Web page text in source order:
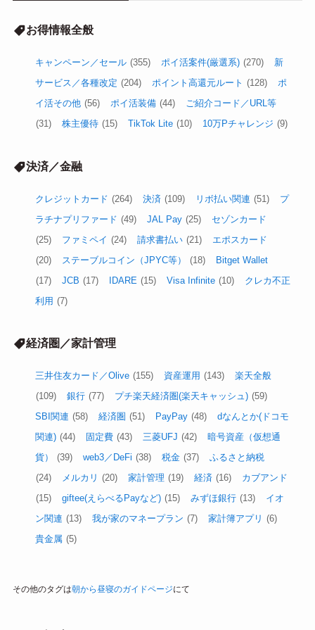
お得情報全般
キャンペーン／セール (355) ポイ活案件(厳選系) (270)
新
サービス／各種改定 (204) ポイント高還元ルート (128)
ポ
イ活その他 (56) ポイ活装備 (44)
ご紹介コード／URL等
(31)
株主優待 (15) TikTok Lite (10) 10万Pチャレンジ (9)
決済／金融
クレジットカード (264) 決済 (109) リボ払い関連 (51)
プ
ラチナプリファード (49) JAL Pay (25)
セゾンカード
(25)
ファミペイ (24) 請求書払い (21)
エポスカード
(20)
ステーブルコイン（JPYC等） (18)
Bitget Wallet
(17)
JCB (17) IDARE (15) Visa Infinite (10)
クレカ不正
利用 (7)
経済圏／家計管理
三井住友カード／Olive (155) 資産運用 (143)
楽天全般
(109)
銀行 (77) プチ楽天経済圏(楽天キャッシュ) (59)
SBI関連 (58) 経済圏 (51) PayPay (48)
dなんとか(ドコモ
関連) (44) 固定費 (43) 三菱UFJ (42)
暗号資産（仮想通
貨）
(39) web3／DeFi (38) 税金 (37)
ふるさと納税
(24)
メルカリ (20) 家計管理 (19) 経済 (16)
カブアンド
(15)
giftee(えらべるPayなど) (15) みずほ銀行 (13)
イオ
ン関連 (13) 我が家のマネープラン (7) 家計簿アプリ (6)
貴金属 (5)
その他のタグは朝から昼寝のガイドページにて